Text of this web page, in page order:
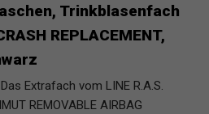
Trinkblasenfach
REPLACEMENT,
Extrafach vom LINE R.A.S.
REMOVABLE AIRBAG